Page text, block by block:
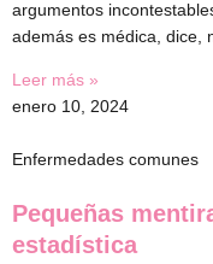
argumentos
además es médica, dice,
Leer más »
enero 10, 2024
Enfermedades comunes
Pequeñas
estadística